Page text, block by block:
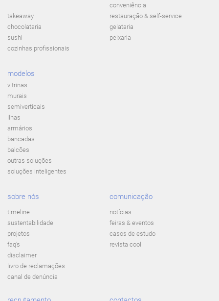
conveniência
takeaway
restauração & self-service
chocolataria
gelataria
sushi
peixaria
cozinhas profissionais
modelos
vitrinas
murais
semiverticais
ilhas
armários
bancadas
balcões
outras soluções
soluções inteligentes
sobre nós
timeline
sustentabilidade
projetos
faq's
disclaimer
livro de reclamações
canal de denúncia
comunicação
notícias
feiras & eventos
casos de estudo
revista cool